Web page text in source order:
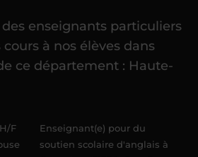
validée,mon
mes premiers
délai de6 jours
enseignants particuliers
à nos élèves dans
ce département : Haute-
F
Enseignant(e) pour du
soutien scolaire d'anglais à